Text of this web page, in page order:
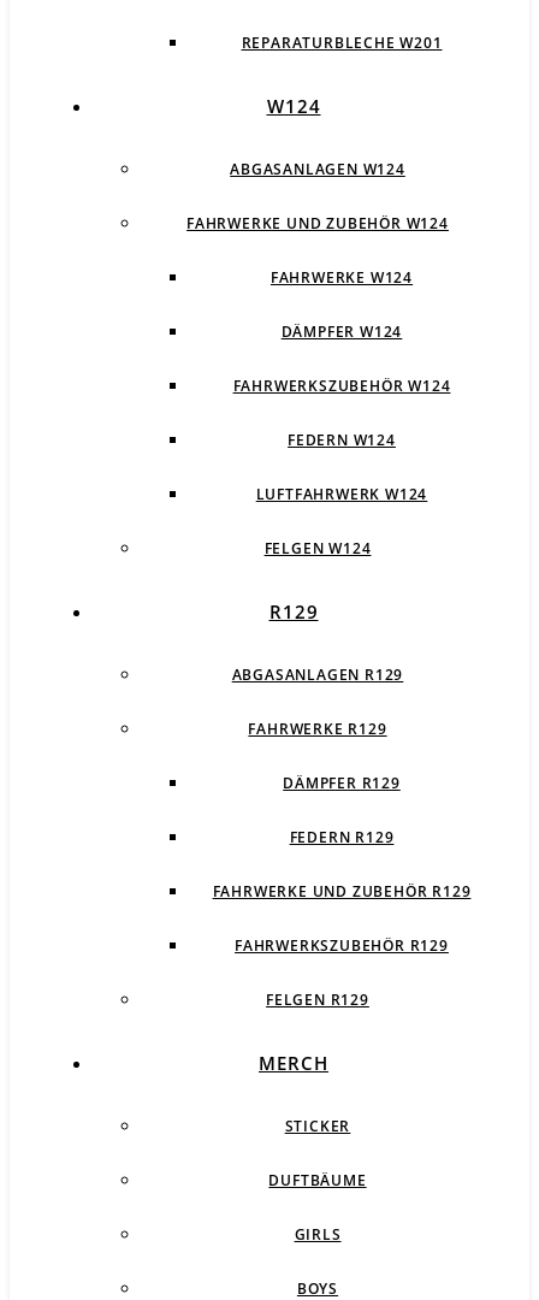
REPARATURBLECHE W201
W124
ABGASANLAGEN W124
FAHRWERKE UND ZUBEHÖR W124
FAHRWERKE W124
DÄMPFER W124
FAHRWERKSZUBEHÖR W124
FEDERN W124
LUFTFAHRWERK W124
FELGEN W124
R129
ABGASANLAGEN R129
FAHRWERKE R129
DÄMPFER R129
FEDERN R129
FAHRWERKE UND ZUBEHÖR R129
FAHRWERKSZUBEHÖR R129
FELGEN R129
MERCH
STICKER
DUFTBÄUME
GIRLS
BOYS